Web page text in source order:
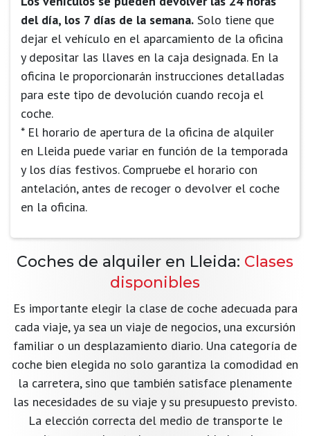
del día, los 7 días de la semana. Solo tiene que
dejar el vehículo en el aparcamiento de la oficina
y depositar las llaves en la caja designada. En la
oficina le proporcionarán instrucciones detalladas
para este tipo de devolución cuando recoja el
coche.
* El horario de apertura de la oficina de alquiler
en Lleida puede variar en función de la temporada
y los días festivos. Compruebe el horario con
antelación, antes de recoger o devolver el coche
en la oficina.
Coches de alquiler en Lleida: Clases
disponibles
Es importante elegir la clase de coche adecuada para
cada viaje, ya sea un viaje de negocios, una excursión
familiar o un desplazamiento diario. Una categoría de
coche bien elegida no solo garantiza la comodidad en
la carretera, sino que también satisface plenamente
las necesidades de su viaje y su presupuesto previsto.
La elección correcta del medio de transporte le